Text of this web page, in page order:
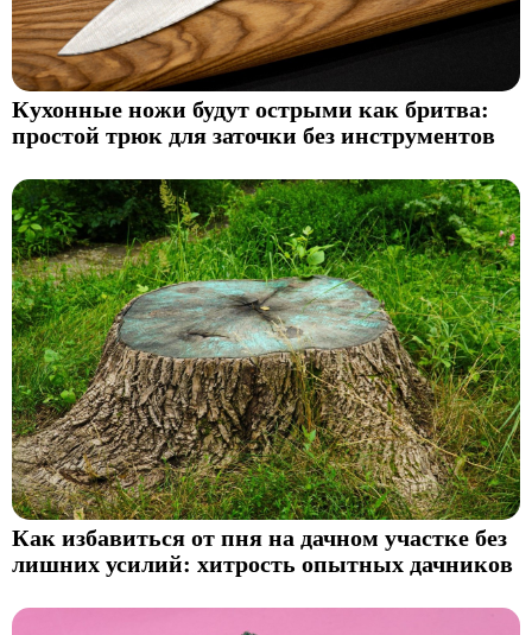
Кухонные ножи будут острыми как бритва:
простой трюк для заточки без инструментов
Как избавиться от пня на дачном участке без
лишних усилий: хитрость опытных дачников